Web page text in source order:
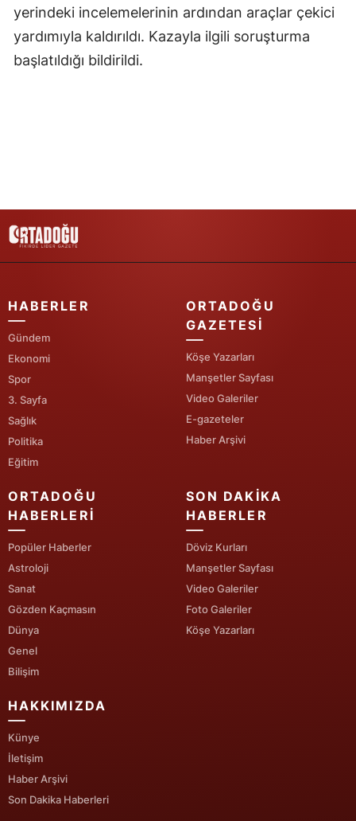
Niğde
Ordu
Tekirdağ
Tokat
Trabzon
Tunceli
Şanlıurfa
Uşak
Yozgat
Zonguldak
Bayburt
Karaman
yerindeki incelemelerinin ardından araçlar çekici
yardımıyla kaldırıldı. Kazayla ilgili soruşturma
başlatıldığı bildirildi.
HABERLER
Gündem
Ekonomi
Spor
3. Sayfa
Sağlık
Politika
Eğitim
ORTADOĞU
GAZETESI
Köşe Yazarları
Manşetler Sayfası
Video Galeriler
E-gazeteler
Haber Arşivi
ORTADOĞU
HABERLERI
Popüler Haberler
Astroloji
Sanat
Gözden Kaçmasın
Dünya
Genel
Bilişim
SON DAKIKA
HABERLER
Döviz Kurları
Manşetler Sayfası
Video Galeriler
Foto Galeriler
Köşe Yazarları
HAKKIMIZDA
Künye
İletişim
Haber Arşivi
Son Dakika Haberleri